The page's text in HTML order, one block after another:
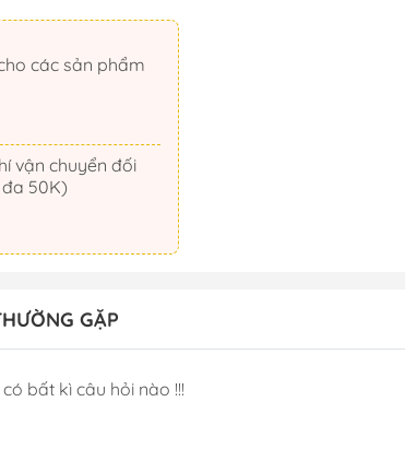
50K)
GẶP
bất kì câu hỏi nào !!!